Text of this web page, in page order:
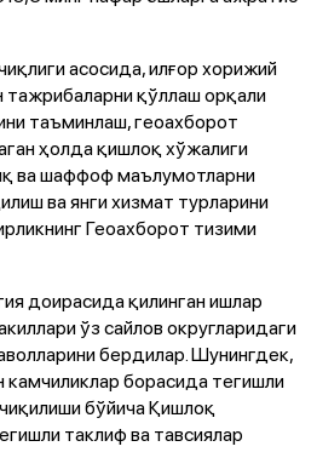
асосида, илғор хорижий
тажрибаларни қўллаш орқали
таъминлаш, геоахборот
ҳолда қишлоқ хўжалиги
ва шаффоф маълумотларни
ва янги хизмат турларини
Геоахборот тизими
доирасида қилинган ишлар
ўз сайлов округларидаги
бердилар. Шунингдек,
камчиликлар борасида тегишли
бўйича Қишлоқ
таклиф ва тавсиялар